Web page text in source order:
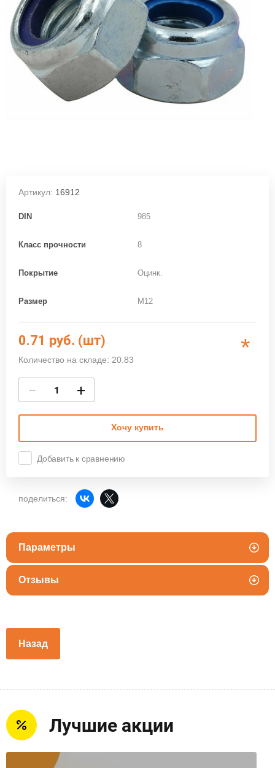
Артикул: 16912
DIN 985
Класс прочности 8
Покрытие Оцинк.
Размер M12
0.71 руб. (шт)
Количество на складе: 20.83 *
− +
Хочу купить
Добавить к сравнению
поделиться:
Параметры
Отзывы
Назад
Лучшие акции